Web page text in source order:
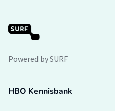
Powered by SURF
HBO Kennisbank